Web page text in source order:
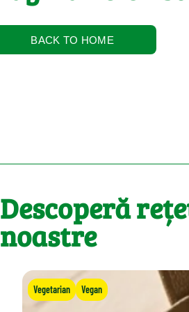
BACK TO HOME
Descoperă
noastre
Vegetarian Vegan